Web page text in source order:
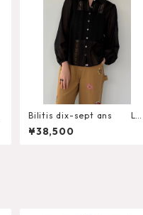
Bilitis dix-sept ans
e+Tuck Blouse 2911-959
¥38,500